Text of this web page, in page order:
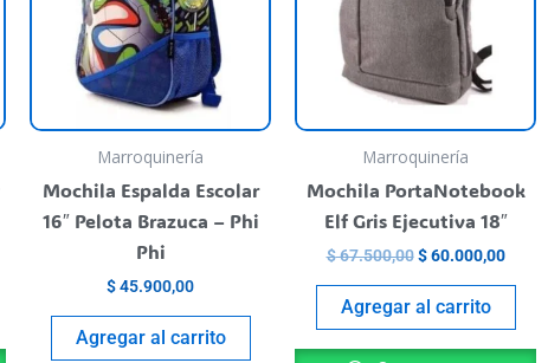
Marroquinería
Mochila Espalda Escolar
16″ Pelota Brazuca – Phi
Phi
$45.900,00
Agregar al carrito
Marroquinería
Mochila PortaNotebook
Elf Gris Ejecutiva 18″
$67.500,00 $60.000,00
Agregar al carrito